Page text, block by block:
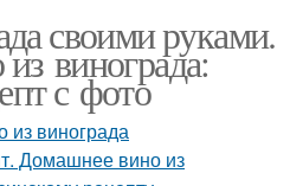
своими руками.
винограда:
с фото